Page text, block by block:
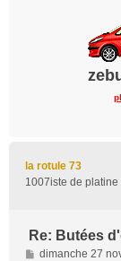
la rotule 73
1007iste de platine
Re: Butées
M
dimanche 27